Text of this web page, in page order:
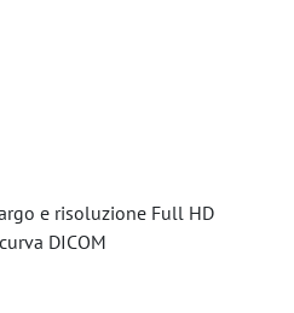
e risoluzione Full HD
DICOM